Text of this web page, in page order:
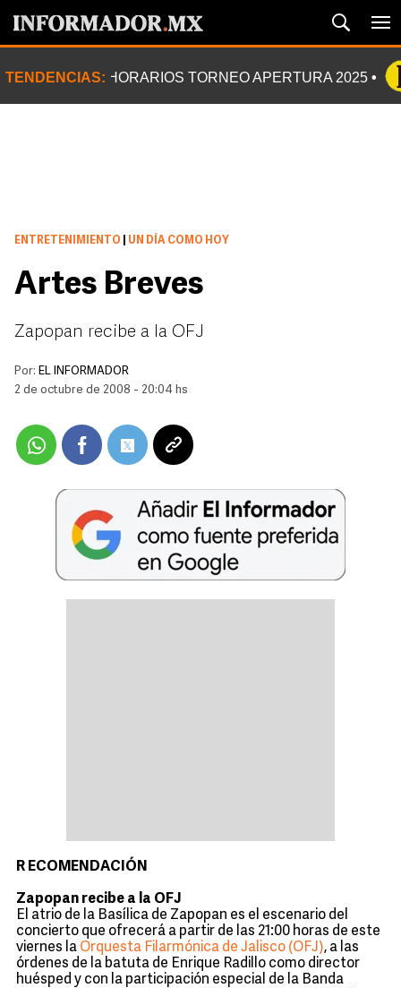
TENDENCIAS: HORARIOS TORNEO APERTURA 2025
ENTRETENIMIENTO UN DÍA COMO HOY
Artes Breves
Zapopan recibe a la OFJ
Por: EL INFORMADOR
2 de octubre de 2008 - 20:04 hs
R ECOMENDACIÓN
Zapopan recibe a la OFJ
El atrio de la Basílica de Zapopan es el escenario del
concierto que ofrecerá a partir de las 21:00 horas de este
viernes la Orquesta Filarmónica de Jalisco (OFJ), a las
órdenes de la batuta de Enrique Radillo como director
huésped y con la participación especial de la Banda